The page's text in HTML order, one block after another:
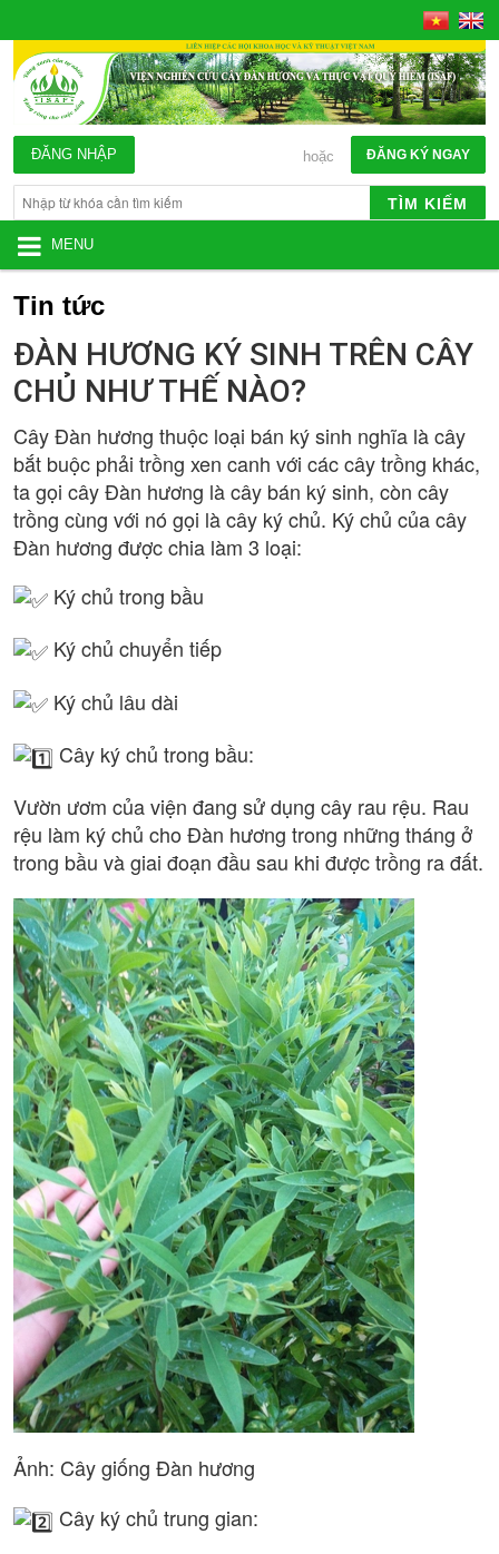
ĐĂNG KÝ NGAY
hoặc
ĐĂNG NHẬP
TÌM KIẾM
MENU
Tin tức
ĐÀN HƯƠNG KÝ SINH TRÊN CÂY
CHỦ NHƯ THẾ NÀO?
Cây Đàn hương thuộc loại bán ký sinh nghĩa là cây
bắt buộc phải trồng xen canh với các cây trồng khác,
ta gọi cây Đàn hương là cây bán ký sinh, còn cây
trồng cùng với nó gọi là cây ký chủ. Ký chủ của cây
Đàn hương được chia làm 3 loại:
Ký chủ trong bầu
Ký chủ chuyển tiếp
Ký chủ lâu dài
Cây ký chủ trong bầu:
Vườn ươm của viện đang sử dụng cây rau rệu. Rau
rệu làm ký chủ cho Đàn hương trong những tháng ở
trong bầu và giai đoạn đầu sau khi được trồng ra đất.
Ảnh: Cây giống Đàn hương
Cây ký chủ trung gian: